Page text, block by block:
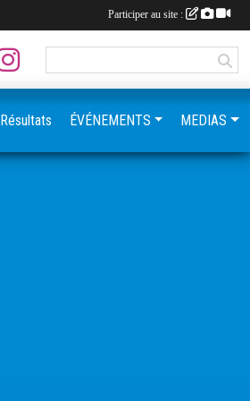
Résultats ÉVÉNEMENTS MEDIAS
Participer au site :